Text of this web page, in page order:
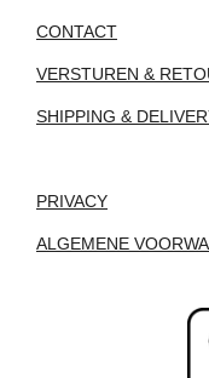
CONTACT
VERSTUREN &
SHIPPING &
PRIVACY
ALGEMENE